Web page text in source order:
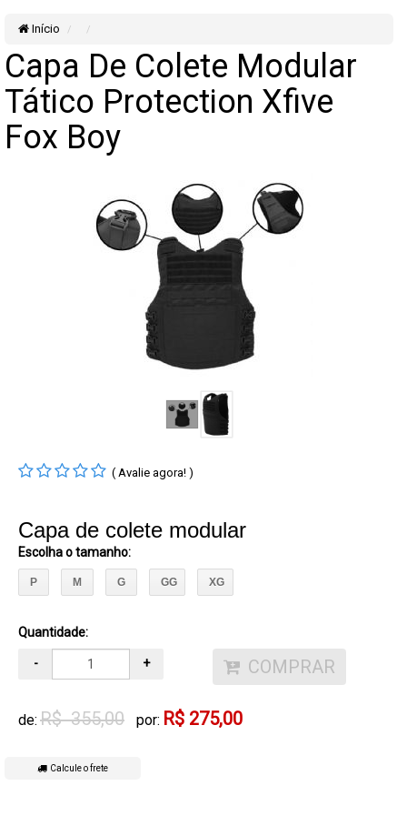
Início
Capa De Colete Modular
Tático Protection Xfive
Fox Boy
( Avalie agora! )
Capa de colete modular
Escolha o tamanho:
P M G GG XG
Quantidade:
- + COMPRAR
de: R$ 355,00 por: R$ 275,00
Calcule o frete